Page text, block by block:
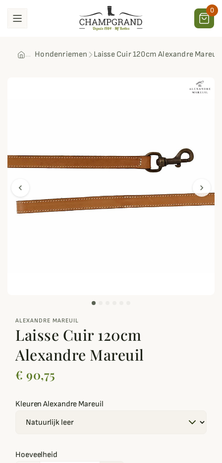
0
Hondenriemen Laisse Cuir 120cm Alexandre Mareuil
chevron_left chevron_right
ALEXANDRE MAREUIL
Laisse Cuir 120cm
Alexandre Mareuil
€ 90,75
Kleuren Alexandre Mareuil
Hoeveelheid